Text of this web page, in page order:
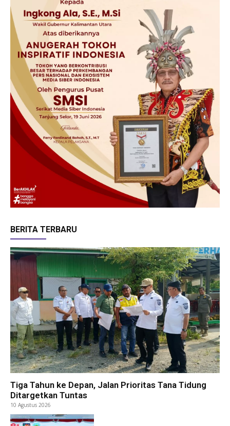
BERITA TERBARU
Tiga Tahun ke Depan, Jalan Prioritas Tana Tidung
Ditargetkan Tuntas
10 Agustus 2026